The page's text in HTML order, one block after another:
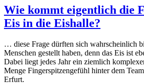
Wie kommt eigentlich die
Eis in die Eishalle?
… diese Frage dürften sich wahrscheinlich
Menschen gestellt haben, denn das Eis ist
Dabei liegt jedes Jahr ein ziemlich
Menge Fingerspitzengefühl hinter dem
Erfurt.